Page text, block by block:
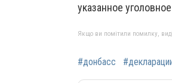
указанное
Якщо ви помітили помилку,
#донбасс